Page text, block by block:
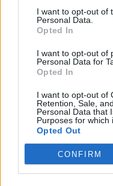
I want to opt-out of
Personal Data.
Opted In
I want to opt-out of
Personal Data for
Opted In
I want to opt-out of
Retention, Sale,
Personal Data that
Purposes for which
Opted Out
CONFIRM
saugumą ir
jaudulį, kartu su
pradėjo tradicinę
„Rugsėjis: visi